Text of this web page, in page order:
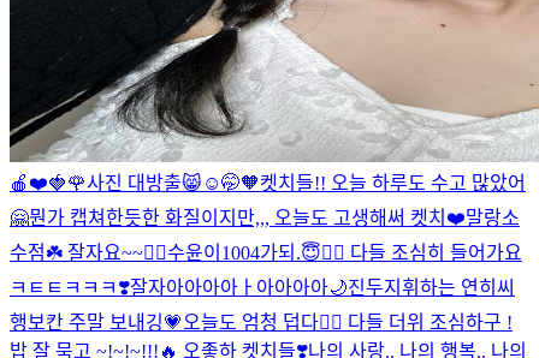
🍎❤️🍓🌹사진 대방출😸☺🤭🧡켓치들!! 오늘 하루도 수고 많았어
🤗뭔가 캡쳐한듯한 화질이지만,,, 오늘도 고생해써 켓치❤️말랑소
수점☘️ 잘자요~~❤️‍🔥수윤이1004가되.😇❤️‍🔥 다들 조심히 들어가요
ㅋㅌㅌㅋㅋㅋ❣️잘자아아아아ㅏ아아아아🌙진두지휘하는 연히씨
행보칸 주말 보내깅💗 오늘도 엄청 덥다❤️‍🔥 다들 더위 조심하구 !
밥 잘 묵고 ~!~!~!!!🔥 오좋하 켓치들❣️나의 사랑.. 나의 행복.. 나의